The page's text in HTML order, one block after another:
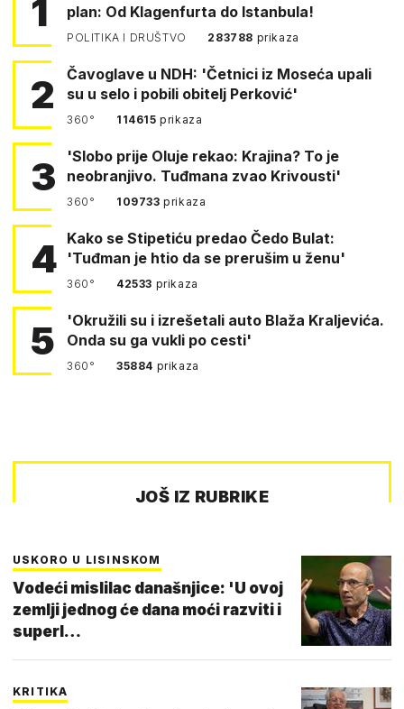
1
plan: Od Klagenfurta do Istanbula!
POLITIKA I DRUŠTVO 283788 prikaza
2
Čavoglave u NDH: 'Četnici iz Moseća upali
su u selo i pobili obitelj Perković'
360° 114615prikaza
3
'Slobo prije Oluje rekao: Krajina? To je
neobranjivo. Tuđmana zvao Krivousti'
360° 109733prikaza
4 Kako se Stipetiću predao Čedo Bulat:
'Tuđman je htio da se prerušim u ženu'
360° 42533 prikaza
5
'Okružili su i izrešetali auto Blaža Kraljevića.
Onda su ga vukli po cesti'
360° 35884 prikaza
JOŠ IZ RUBRIKE
USKORO U LISINSKOM
Vodeći mislilac današnjice: 'U ovoj
zemlji jednog će dana moći razviti i
superl…
KRITIKA